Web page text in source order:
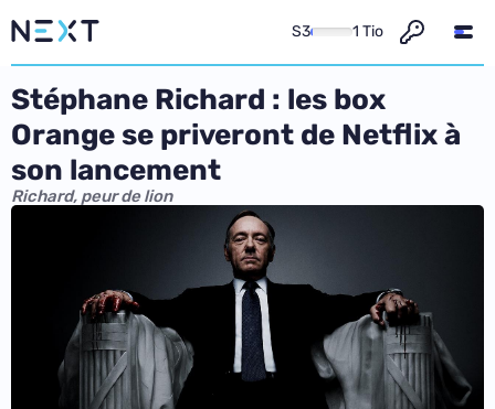
S3 1 Tio
Stéphane Richard : les box
Orange se priveront de Netflix à
son lancement
Richard, peur de lion